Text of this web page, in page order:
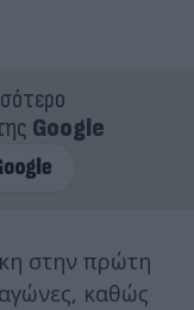
Google
στην πρώτη
καθώς